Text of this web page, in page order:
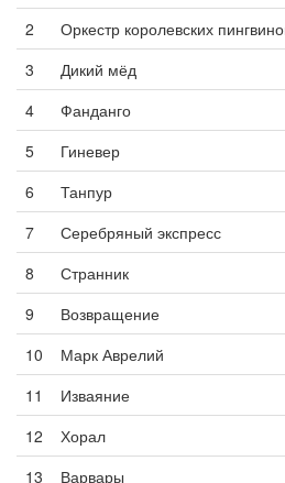
2
Оркестр королевских
3
Дикий мёд
4
Фанданго
5
Гиневер
6
Танпур
7
Серебряный экспресс
8
Странник
9
Возвращение
10
Марк Аврелий
11
Изваяние
12
Хорал
13
Варвары